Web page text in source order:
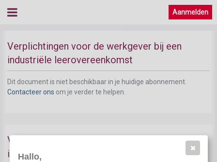
Aanmelden
Verplichtingen bij industriële leerovereenkomst
Verplichtingen voor de werkgever bij een
industriële leerovereenkomst
Dit document is niet beschikbaar in je huidige abonnement.
Contacteer ons om je verder te helpen.
Verplichtingen voor de leerling bij een
industriële leerovereenkomst
Hallo,